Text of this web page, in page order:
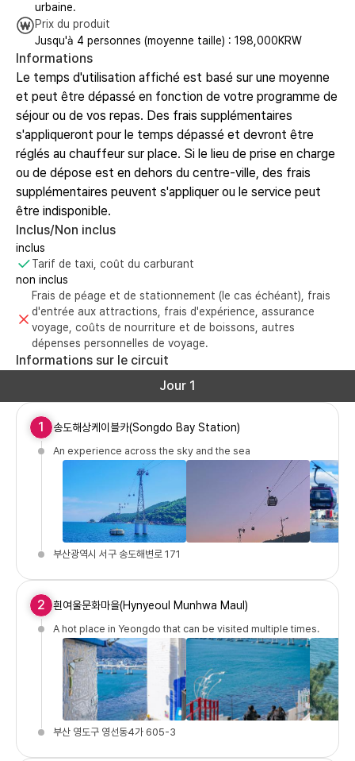
urbaine.
Prix du produit
Jusqu'à 4 personnes (moyenne taille) : 198,000KRW
Informations
Le temps d'utilisation affiché est basé sur une moyenne
et peut être dépassé en fonction de votre programme de
séjour ou de vos repas. Des frais supplémentaires
s'appliqueront pour le temps dépassé et devront être
réglés au chauffeur sur place. Si le lieu de prise en charge
ou de dépose est en dehors du centre-ville, des frais
supplémentaires peuvent s'appliquer ou le service peut
être indisponible.
Inclus/Non inclus
inclus
Tarif de taxi, coût du carburant
non inclus
Frais de péage et de stationnement (le cas échéant), frais
d'entrée aux attractions, frais d'expérience, assurance
voyage, coûts de nourriture et de boissons, autres
dépenses personnelles de voyage.
Informations sur le circuit
Jour 1
1 송도해상케이블카(Songdo Bay Station)
An experience across the sky and the sea
부산광역시 서구 송도해변로 171
2 흰여울문화마을(Hynyeoul Munhwa Maul)
A hot place in Yeongdo that can be visited multiple times.
부산 영도구 영선동4가 605-3